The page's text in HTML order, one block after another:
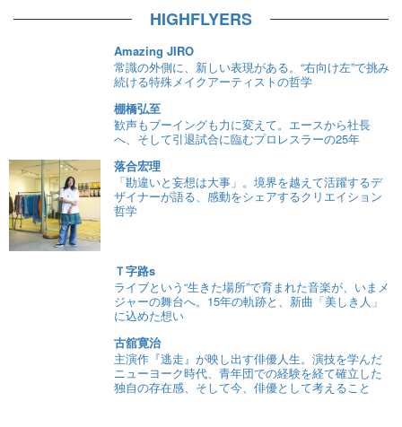
HIGHFLYERS
Amazing JIRO
常識の外側に、新しい表現がある。“右向け左”で挑み
続ける特殊メイクアーティストの哲学
棚橋弘至
歓声もブーイングも力に変えて。エースから社長
へ、そして引退試合に臨むプロレスラーの25年
落合宏理
「勘違いと妄想は大事」。境界を越えて活躍するデ
ザイナーが語る、感動をシェアするクリエイション
哲学
Ｔ字路s
ライブという“生きた場所”で育まれた音楽が、いまメ
ジャーの舞台へ。15年の軌跡と、新曲「美しき人」
に込めた想い
古舘寛治
主演作『逃走』が映し出す俳優人生。演技を学んだ
ニューヨーク時代、青年団での経験を経て確立した
独自の存在感、そして今、俳優として考えること